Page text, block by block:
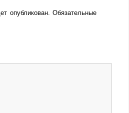
опубликован. Обязательные